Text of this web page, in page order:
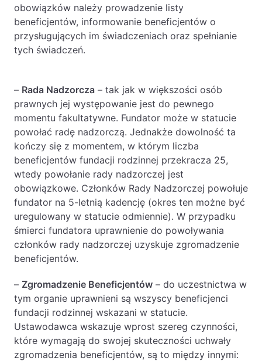
obowiązków należy prowadzenie listy
beneficjentów, informowanie beneficjentów o
przysługujących im świadczeniach oraz spełnianie
tych świadczeń.
– Rada Nadzorcza – tak jak w większości osób
prawnych jej występowanie jest do pewnego
momentu fakultatywne. Fundator może w statucie
powołać radę nadzorczą. Jednakże dowolność ta
kończy się z momentem, w którym liczba
beneficjentów fundacji rodzinnej przekracza 25,
wtedy powołanie rady nadzorczej jest
obowiązkowe. Członków Rady Nadzorczej powołuje
fundator na 5-letnią kadencję (okres ten możne być
uregulowany w statucie odmiennie). W przypadku
śmierci fundatora uprawnienie do powoływania
członków rady nadzorczej uzyskuje zgromadzenie
beneficjentów.
– Zgromadzenie Beneficjentów – do uczestnictwa w
tym organie uprawnieni są wszyscy beneficjenci
fundacji rodzinnej wskazani w statucie.
Ustawodawca wskazuje wprost szereg czynności,
które wymagają do swojej skuteczności uchwały
zgromadzenia beneficjentów, są to między innymi: